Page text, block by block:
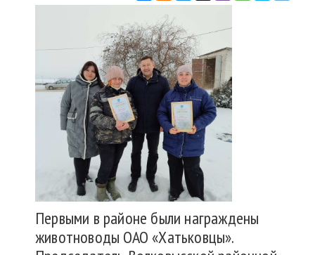
Первыми в районе были награждены
животноводы ОАО «Хатьковцы».